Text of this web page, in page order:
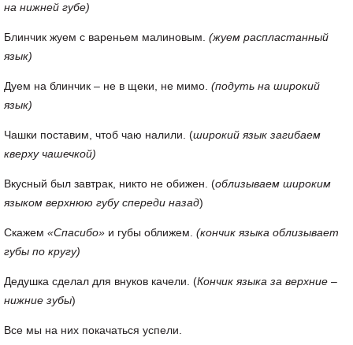
на нижней губе)
Блинчик жуем с вареньем малиновым. (жуем распластанный
язык)
Дуем на блинчик – не в щеки, не мимо. (подуть на широкий
язык)
Чашки поставим, чтоб чаю налили. (широкий язык загибаем
кверху чашечкой)
Вкусный был завтрак, никто не обижен. (облизываем широким
языком верхнюю губу спереди назад)
Скажем «Спасибо» и губы оближем. (кончик языка облизывает
губы по кругу)
Дедушка сделал для внуков качели. (Кончик языка за верхние –
нижние зубы)
Все мы на них покачаться успели.